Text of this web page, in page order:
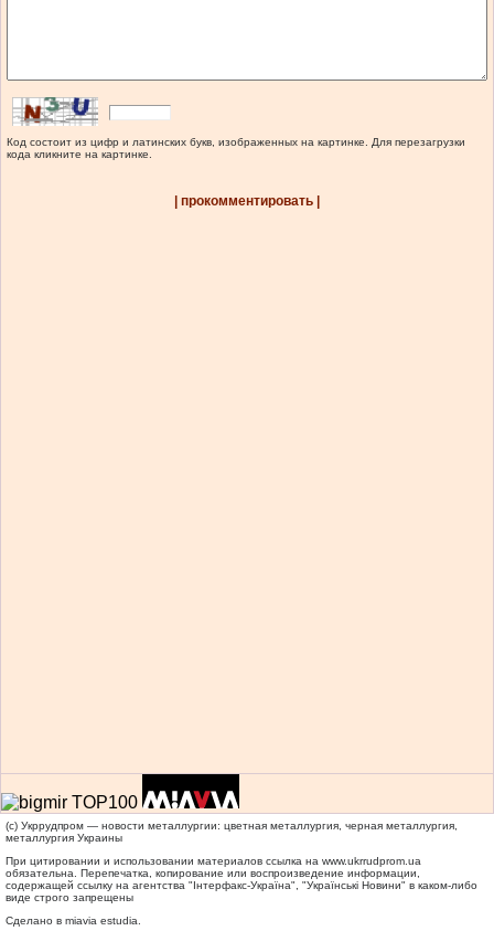
Код состоит из цифр и латинских букв, изображенных на картинке. Для перезагрузки
кода кликните на картинке.
| прокомментировать |
(c) Укррудпром — новости металлургии: цветная металлургия, черная металлургия,
металлургия Украины
При цитировании и использовании материалов ссылка на www.ukrrudprom.ua
обязательна. Перепечатка, копирование или воспроизведение информации,
содержащей ссылку на агентства "Iнтерфакс-Україна", "Українськi Новини" в каком-либо
виде строго запрещены
Сделано в miavia estudia.